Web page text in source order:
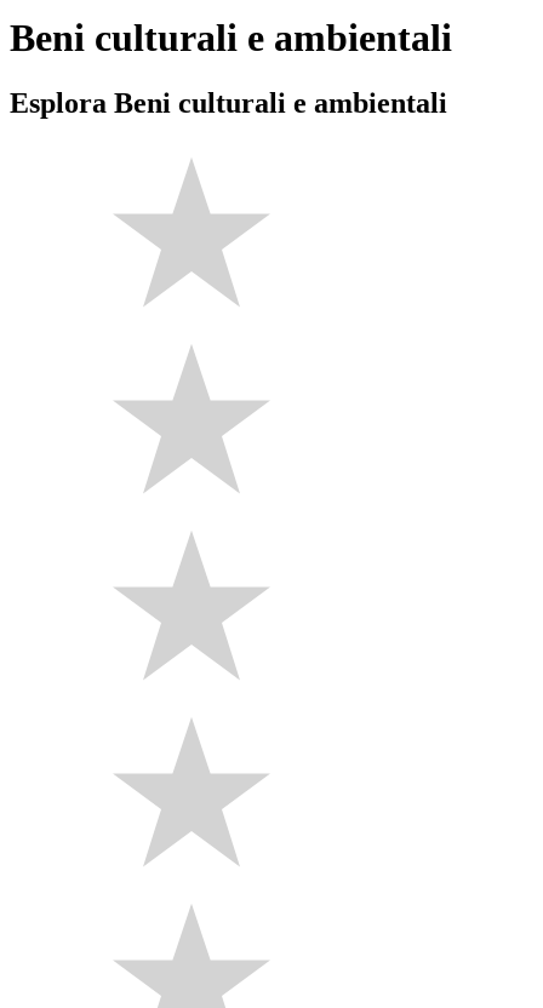
Beni culturali e ambientali
Esplora Beni culturali e ambientali